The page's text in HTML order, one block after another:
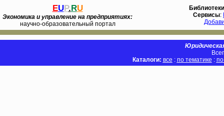
EUP.RU
Экономика и управление на предприятиях:
научно-образовательный портал
Библиотеки
Сервисы:
Каталоги: все : по тематике :